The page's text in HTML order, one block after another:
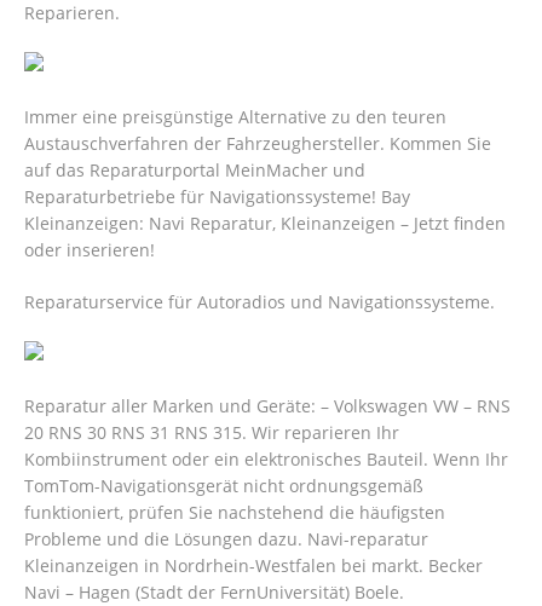
Reparieren.
Immer eine preisgünstige Alternative zu den teuren
Austauschverfahren der Fahrzeughersteller. Kommen Sie
auf das Reparaturportal MeinMacher und
Reparaturbetriebe für Navigationssysteme! Bay
Kleinanzeigen: Navi Reparatur, Kleinanzeigen – Jetzt finden
oder inserieren!
Reparaturservice für Autoradios und Navigationssysteme.
Reparatur aller Marken und Geräte: – Volkswagen VW – RNS
20 RNS 30 RNS 31 RNS 315. Wir reparieren Ihr
Kombiinstrument oder ein elektronisches Bauteil. Wenn Ihr
TomTom-Navigationsgerät nicht ordnungsgemäß
funktioniert, prüfen Sie nachstehend die häufigsten
Probleme und die Lösungen dazu. Navi-reparatur
Kleinanzeigen in Nordrhein-Westfalen bei markt. Becker
Navi – Hagen (Stadt der FernUniversität) Boele.